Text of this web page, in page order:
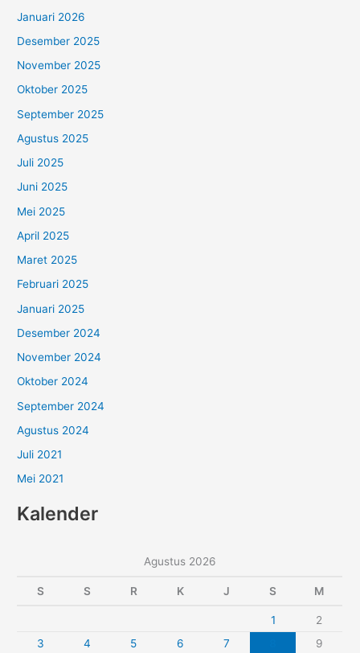
Januari 2026
Desember 2025
November 2025
Oktober 2025
September 2025
Agustus 2025
Juli 2025
Juni 2025
Mei 2025
April 2025
Maret 2025
Februari 2025
Januari 2025
Desember 2024
November 2024
Oktober 2024
September 2024
Agustus 2024
Juli 2021
Mei 2021
Kalender
Agustus 2026
S S R K J S M
1
2
3
4 5 6 7 9